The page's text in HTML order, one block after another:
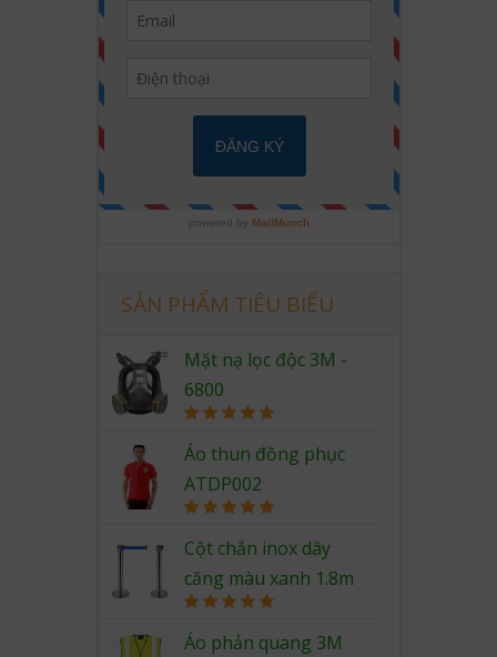
SẢN PHẨM TIÊU BIỂU
Mặt nạ lọc độc 3M -
6800
out of 5
Áo thun đồng phục
ATDP002
out of 5
Cột chắn inox dây
căng màu xanh 1.8m
out of 5
Áo phản quang 3M